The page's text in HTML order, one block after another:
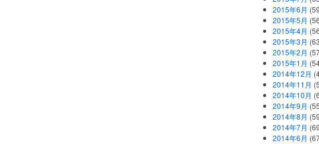
2015年6月
2015年5月
2015年4月
2015年3月
2015年2月
2015年1月
2014年12月
2014年11月
2014年10月
2014年9月
2014年8月
2014年7月
2014年6月